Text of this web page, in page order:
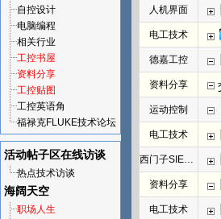
自控设计
电脑编程
相关行业
工控书屋
资料分享
工控贴图
工控英语角
福禄克FLUKE技术论坛
活动帖子区在线访谈
热点技术访谈
海阔天空
职场人生
人机界面
电工技术
德嘉工控
资料分享
运动控制
电工技术
西门子SIEMENS
资料分享
电工技术